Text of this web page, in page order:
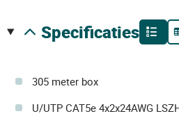
specificaties
305 meter box
U/UTP CAT5e 4x2x24AWG